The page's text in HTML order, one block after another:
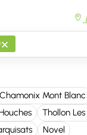
×
Chamonix Mont Blanc
Thollon
Novel